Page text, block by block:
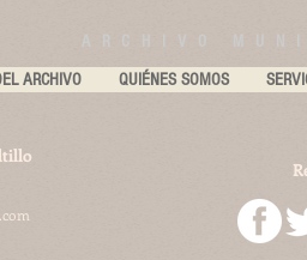
ARCHIVO
ARCHIVO QUIÉNES SOMOS